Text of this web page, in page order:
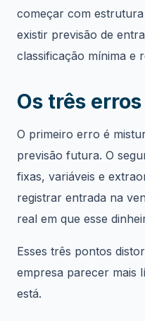
começar com
existir previsão de
classificação mínima e
Os três
O primeiro erro é
previsão futura. O
fixas, variáveis e
registrar entrada na
real em que esse
Esses três pontos
empresa parecer mais
está.